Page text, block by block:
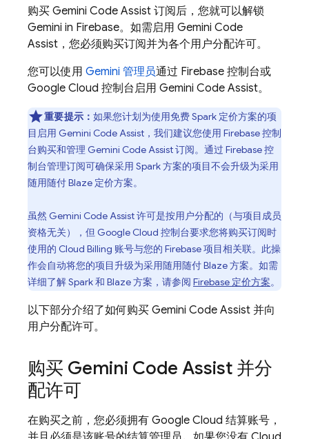
购买 Gemini Code Assist 订阅后，您就可以解锁
Gemini in Firebase。如需启用 Gemini Code
Assist ，您必须购买订阅并为各个用户分配许可。
您可以使用 Gemini 管理员通过 Firebase 控制台或
Google Cloud 控制台启用 Gemini Code Assist。
重要提示：如果您计划为使用免费 Spark 定价方案的项
目启用 Gemini Code Assist ，我们建议您使用 Firebase控制
台购买和管理 Gemini Code Assist订阅。通过 Firebase控
制台管理订阅可确保采用 Spark 方案的项目不会升级为采用
随用随付 Blaze 定价方案。
虽然 Gemini Code Assist许可是按用户分配的（与项目成员
资格无关），但 Google Cloud 控制台要求您将购买订阅时
使用的 Cloud Billing 账号与您的 Firebase 项目相关联。 此操
作会自动将您的项目升级为采用随用随付 Blaze 方案。如需
详细了解 Spark 和 Blaze 方案，请参阅 Firebase 定价方案。
以下部分介绍了如何购买 Gemini Code Assist 并向
用户分配许可。
购买 Gemini Code Assist 并分
配许可
在购买之前，您必须拥有 Google Cloud 结算账号，